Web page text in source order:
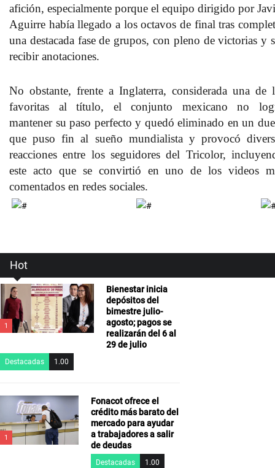
afición, especialmente porque el equipo dirigido por
Aguirre había llegado a los octavos de final tras
una destacada fase de grupos, con pleno de victorias y
recibir anotaciones.
No obstante, frente a Inglaterra, considerada una de
favoritas al título, el conjunto mexicano no
mantener su paso perfecto y quedó eliminado en un
que puso fin al sueño mundialista y provocó
reacciones entre los seguidores del Tricolor,
este acto que se convirtió en uno de los videos
comentados en redes sociales.
Hot
1
Bienestar inicia
depósitos del
bimestre julio-
agosto; pagos se
realizarán del 6 al
29 de julio
Destacadas 1.00
1
Fonacot ofrece el
crédito más barato del
mercado para ayudar
a trabajadores a salir
de deudas
Destacadas 1.00